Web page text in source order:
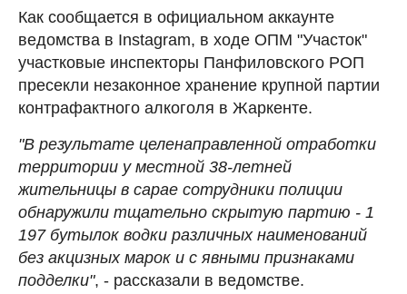
Как сообщается в официальном аккаунте
ведомства в Instagram, в ходе ОПМ "Участок"
участковые инспекторы Панфиловского РОП
пресекли незаконное хранение крупной партии
контрафактного алкоголя в Жаркенте.
"В результате целенаправленной отработки
территории у местной 38-летней
жительницы в сарае сотрудники полиции
обнаружили тщательно скрытую партию - 1
197 бутылок водки различных наименований
без акцизных марок и с явными признаками
подделки", - рассказали в ведомстве.